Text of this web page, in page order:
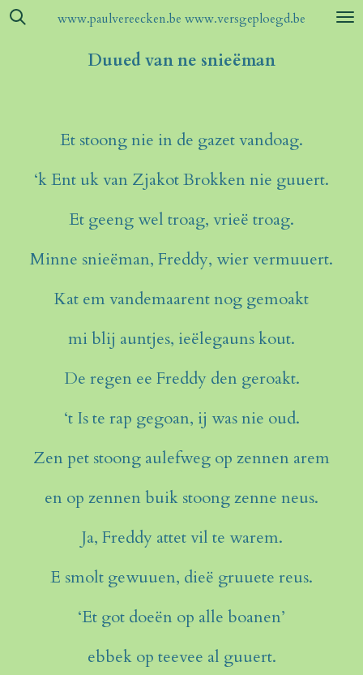
Ga
www.paulvereecken.be www.versgeploegd.be
Duued van ne snieëman
Et stoong nie in de gazet vandoag.
‘k Ent uk van Zjakot Brokken nie guuert.
Et geeng wel troag, vrieë troag.
Minne snieëman, Freddy, wier vermuuert.
Kat em vandemaarent nog gemoakt
mi blij auntjes, ieëlegauns kout.
De regen ee Freddy den geroakt.
‘t Is te rap gegoan, ij was nie oud.
Zen pet stoong aulefweg op zennen arem
en op zennen buik stoong zenne neus.
Ja, Freddy attet vil te warem.
E smolt gewuuen, dieë gruuete reus.
‘Et got doeën op alle boanen’
ebbek op teevee al guuert.